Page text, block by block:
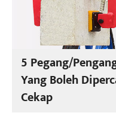
5 Pegang/
Yang Boleh
Cekap